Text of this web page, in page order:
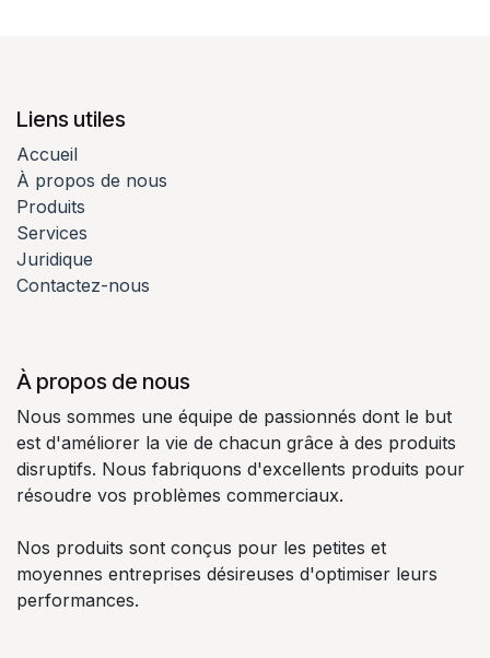
Liens utiles
Accueil
À propos de nous
Produits
Services
Juridique
Contactez-nous
À propos de nous
Nous sommes une équipe de passionnés dont le but
est d'améliorer la vie de chacun grâce à des produits
disruptifs. Nous fabriquons d'excellents produits pour
résoudre vos problèmes commerciaux.
Nos produits sont conçus pour les petites et
moyennes entreprises désireuses d'optimiser leurs
performances.